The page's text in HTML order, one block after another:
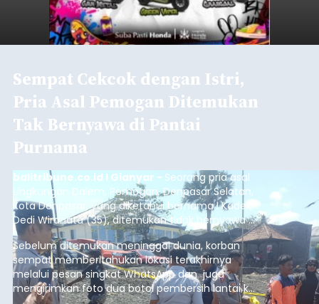
Gianyar
Submitted bycontributoronThu, 08/06/2026 - 21:06
Baca Selengkapnya
Sambut HUT RI, Rutan Bangli
Gelar Pemeriksaan Kesehatan
Gratis
balitribune.co.id I Bangli -Serangkian
memperingati hari ulang tahun Kemerdekaan
Republik Indonesia ( HUT RI) ke-81, Rumah
Tahanan Negara Kelas II B Bangli menggelar
kegiatan pemeriksaan kesehatan gratis, Rabu
(6/8/2026).